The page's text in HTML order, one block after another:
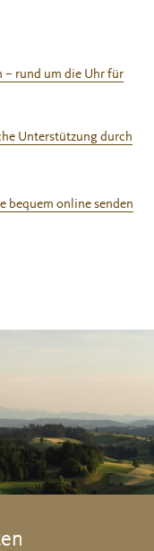
rund um die Uhr für
Unterstützung durch
bequem online senden